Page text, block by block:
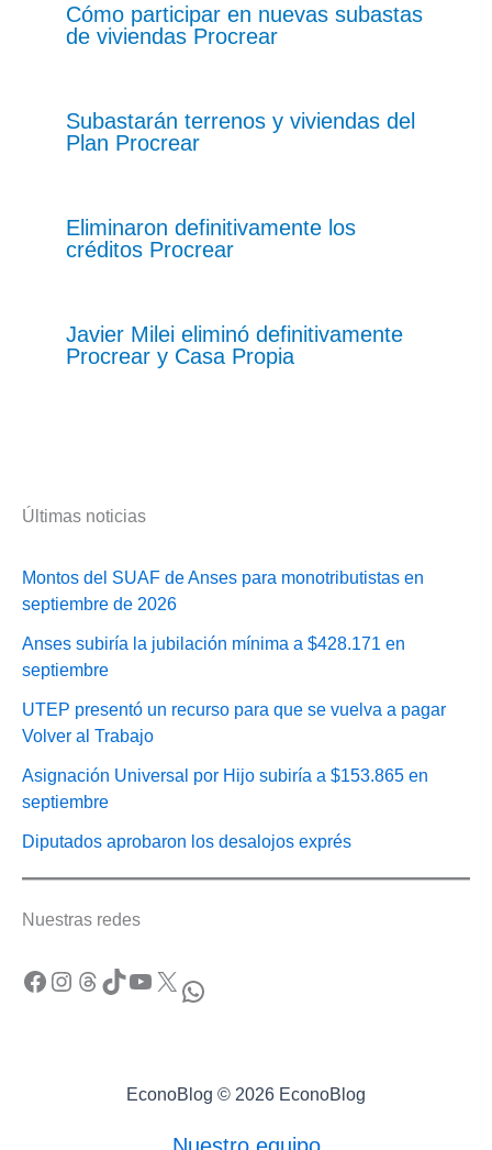
Cómo participar en nuevas subastas
de viviendas Procrear
Subastarán terrenos y viviendas del
Plan Procrear
Eliminaron definitivamente los
créditos Procrear
Javier Milei eliminó definitivamente
Procrear y Casa Propia
Últimas noticias
Montos del SUAF de Anses para monotributistas en
septiembre de 2026
Anses subiría la jubilación mínima a $428.171 en
septiembre
UTEP presentó un recurso para que se vuelva a pagar
Volver al Trabajo
Asignación Universal por Hijo subiría a $153.865 en
septiembre
Diputados aprobaron los desalojos exprés
Nuestras redes
Facebook Instagram Threads TikTok YouTube X WhatsApp
EconoBlog © 2026 EconoBlog